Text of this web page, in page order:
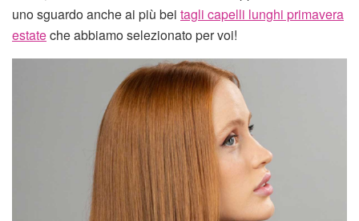
uno sguardo anche ai più bei tagli capelli lunghi primavera
estateche abbiamo selezionato per voi!